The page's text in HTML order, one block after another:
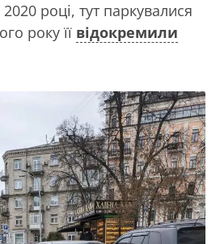
2020 році, тут паркувалися
року її відокремили